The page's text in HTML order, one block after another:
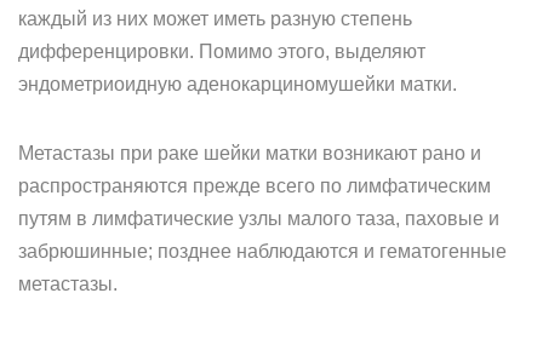
каждый из них может иметь разную степень
дифференцировки. Помимо этого, выделяют
эндометриоидную аденокарциномушейки матки.
Метастазы при раке шейки матки возникают рано и
распространяются прежде всего по лимфатическим
путям в лимфатические узлы малого таза, паховые и
забрюшинные; позднее наблюдаются и гематогенные
метастазы.